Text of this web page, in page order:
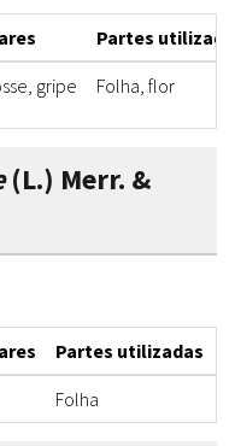
Partes
gripe Folha, flor
(L.) Merr. &
Partes utilizadas
Folha